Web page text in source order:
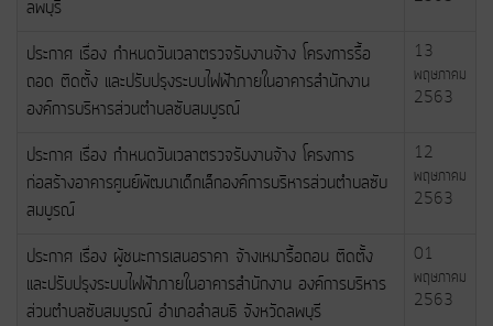
ลพบุรี
ประกาศ เรื่อง กำหนดวันเวลาตรวจรับงานจ้าง โครงการรื้อ
ถอด ติดตั้ง และปรับปรุงระบบไฟฟ้าภายในอาคารสำนักงาน
องค์การบริหารส่วนตำบลซับสมบูรณ์
13
พฤษภาคม
2563
ประกาศ เรื่อง กำหนดวันเวลาตรวจรับงานจ้าง โครงการ
ก่อสร้างอาคารศูนย์พัฒนาเด็กเล็กองค์การบริหารส่วนตำบลซับ
สมบูรณ์
12
พฤษภาคม
2563
ประกาศ เรื่อง ผู้ชนะการเสนอราคา จ้างเหมารื้อถอน ติดตั้ง
และปรับปรุงระบบไฟฟ้าภายในอาคารสำนักงาน องค์การบริหาร
ส่วนตำบลซับสมบูรณ์ อำเภอลำสนธิ จังหวัดลพบุรี
01
พฤษภาคม
2563